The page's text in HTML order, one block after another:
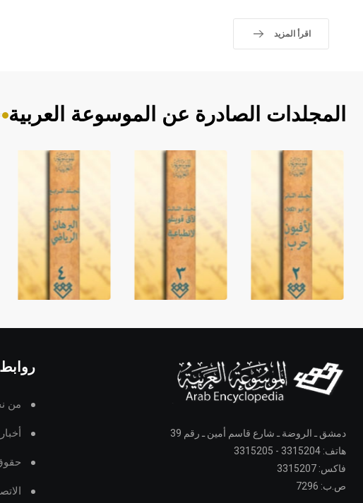
اقرأ المزيد
المجلدات الصادرة عن الموسوعة العربية
دمشق ـ الروضة ـ شارع قاسم أمين ـ رقم 39
هاتف: 3315204 - 3315205
فاكس: 3315207
ص.ب: 7296
من